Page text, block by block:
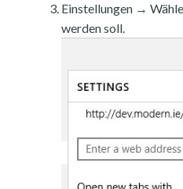
Einstellungen →
werden soll.